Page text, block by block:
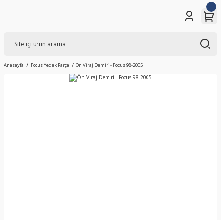
Anasayfa Focus Yedek Parça Ön Viraj Demiri - Focus 98-2005